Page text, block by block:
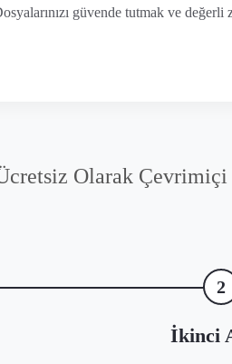
güvende tutmak ve değerli
Olarak Çevrimiçi
2
İkinci